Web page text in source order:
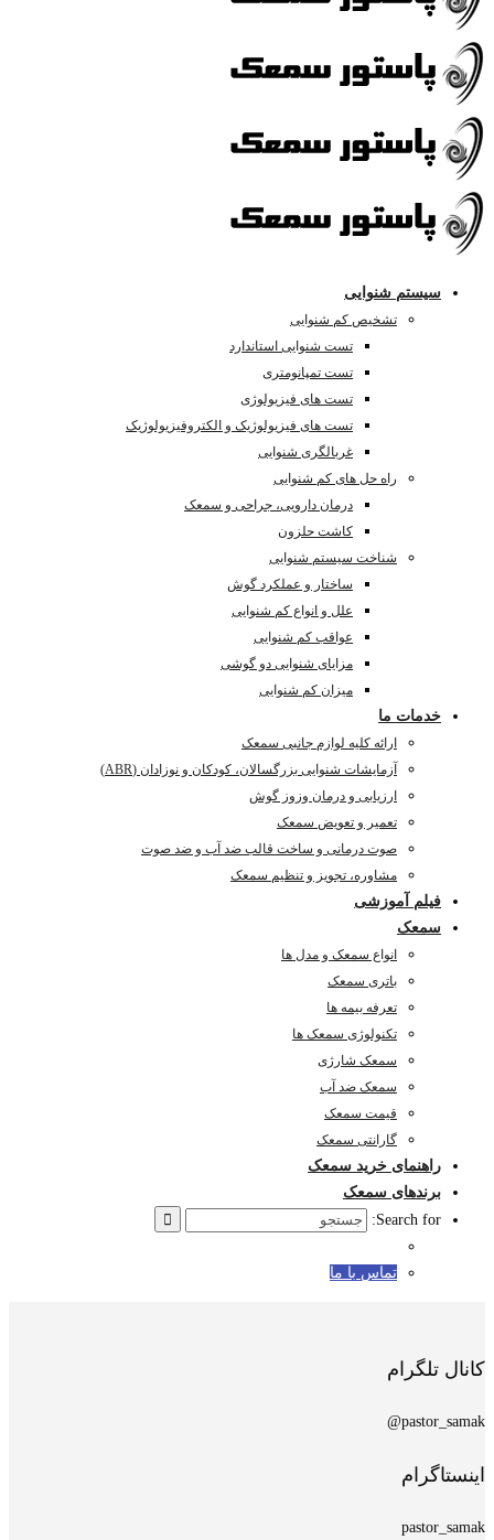
سیستم شنوایی
تشخیص کم شنوایی
تست شنوایی استاندارد
تست تمپانومتری
تست های فیزیولوژی
تست های فیزیولوژیک و الکتروفیزیولوژیک
غربالگری شنوایی
راه حل های کم شنوایی
درمان دارویی، جراحی و سمعک
کاشت حلزون
شناخت سیستم شنوایی
ساختار و عملکرد گوش
علل و انواع کم شنوایی
عواقب کم شنوایی
مزایای شنوایی دو گوشی
میزان کم شنوایی
خدمات ما
ارائه کلیه لوازم جانبی سمعک
آزمایشات شنوایی بزرگسالان، کودکان و نوزادان (ABR)
ارزیابی و درمان وزوز گوش
تعمیر و تعویض سمعک
صوت درمانی و ساخت قالب ضد آب و ضد صوت
مشاوره، تجویز و تنظیم سمعک
فیلم آموزشی
سمعک
انواع سمعک و مدل ها
باتری سمعک
تعرفه بیمه ها
تکنولوژی سمعک ها
سمعک شارژی
سمعک ضد آب
قیمت سمعک
گارانتی سمعک
راهنمای خرید سمعک
برندهای سمعک
Search for:
تماس با ما
کانال تلگرام
pastor_samak@
اینستاگرام
pastor_samak